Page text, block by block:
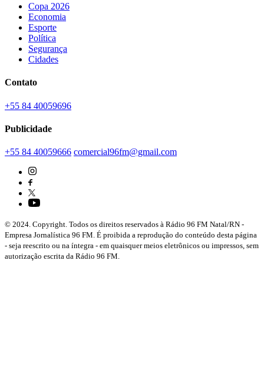
Copa 2026
Economia
Esporte
Política
Segurança
Cidades
Contato
+55 84 40059696
Publicidade
+55 84 40059666 comercial96fm@gmail.com
© 2024. Copyright. Todos os direitos reservados à Rádio 96 FM Natal/RN -
Empresa Jornalística 96 FM. É proibida a reprodução do conteúdo desta página
- seja reescrito ou na íntegra - em quaisquer meios eletrônicos ou impressos, sem
autorização escrita da Rádio 96 FM.